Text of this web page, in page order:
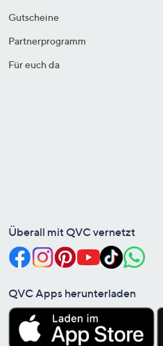
Gutscheine
Partnerprogramm
Für euch da
Überall mit QVC vernetzt
QVC Apps herunterladen